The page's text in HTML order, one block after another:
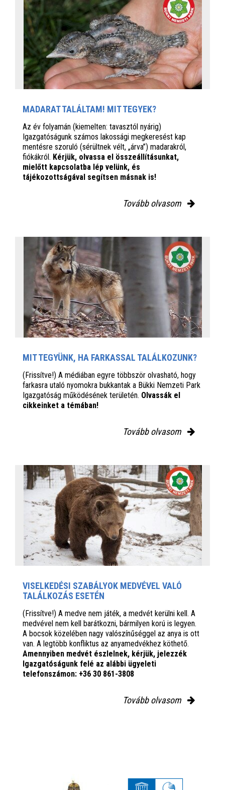
MADARAT TALÁLTAM! MIT TEGYEK?
Az év folyamán (kiemelten: tavasztól nyárig)
Igazgatóságunk számos lakossági megkeresést kap
mentésre szoruló (sérültnek vélt, „árva”) madarakról,
fiókákról. Kérjük, olvassa el összeállításunkat,
mielőtt kapcsolatba lép velünk, és
tájékozottságával segítsen másnak is!
Tovább olvasom
MIT TEGYÜNK, HA FARKASSAL TALÁLKOZUNK?
(Frissítve!) A médiában egyre többször olvasható, hogy
farkasra utaló nyomokra bukkantak a Bükki Nemzeti Park
Igazgatóság működésének területén. Olvassák el
cikkeinket a témában!
Tovább olvasom
VISELKEDÉSI SZABÁLYOK MEDVÉVEL VALÓ
TALÁLKOZÁS ESETÉN
(Frissítve!) A medve nem játék, a medvét kerülni kell. A
medvével nem kell barátkozni, bármilyen korú is legyen.
A bocsok közelében nagy valószínűséggel az anya is ott
van. A legtöbb konfliktus az anyamedvékhez köthető.
Amennyiben medvét észlelnek, kérjük, jelezzék
Igazgatóságunk felé az alábbi ügyeleti
telefonszámon: +36 30 861-3808
Tovább olvasom